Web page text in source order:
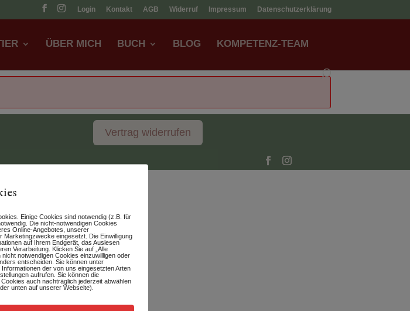
Login Kontakt AGB Widerruf Impressum Datenschutzerklärung
ÜBER MICH BUCH BLOG KOMPETENZ-TEAM
Vertrag widerrufen
Einige Cookies sind notwendig (z.B. für
Die nicht-notwendigen Cookies
Online-Angebotes, unserer
Marketingzwecke eingesetzt. Die Einwilligung
auf Ihrem Endgerät, das Auslesen
Verarbeitung. Klicken Sie auf „Alle
notwendigen Cookies einzuwilligen oder
entscheiden. Sie können unter
Informationen der von uns eingesetzten Arten
aufrufen. Sie können die
auch nachträglich jederzeit abwählen
unten auf unserer Webseite).